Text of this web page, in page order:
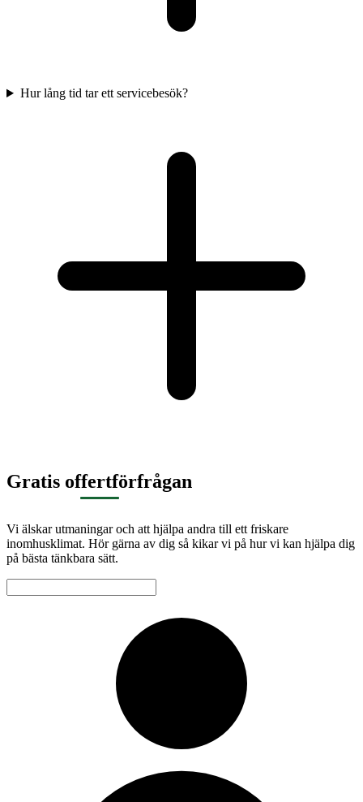
Hur lång tid tar ett servicebesök?
Gratis offertförfrågan
Vi älskar utmaningar och att hjälpa andra till ett friskare
inomhusklimat. Hör gärna av dig så kikar vi på hur vi kan hjälpa dig
på bästa tänkbara sätt.